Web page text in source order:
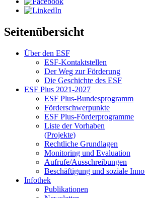
Seitenübersicht
Über den ESF
ESF-Kon­takt­stel­len
Der Weg zur För­de­rung
Die Ge­schich­te des ESF
ESF Plus 2021-2027
ESF Plus-Bun­des­pro­gramm
För­der­schwer­punk­te
ESF Plus-För­der­pro­gram­me
Lis­te der Vor­ha­ben
(Pro­jek­te)
Recht­li­che Grund­la­gen
Mo­ni­to­ring und Eva­lua­ti­on
Auf­ru­fe/Aus­schrei­bun­gen
Be­schäf­ti­gung und so­zia­le
In­fo­thek
Pu­bli­ka­tio­nen